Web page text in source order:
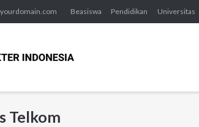
Beasiswa Pendidikan Universitas
Telkom